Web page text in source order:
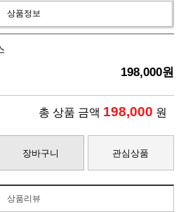
상품정보
198,000원
총 상품 금액 198,000 원
장바구니 관심상품
상품리뷰